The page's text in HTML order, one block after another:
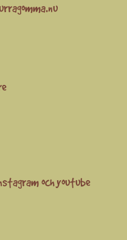
ochyoutube